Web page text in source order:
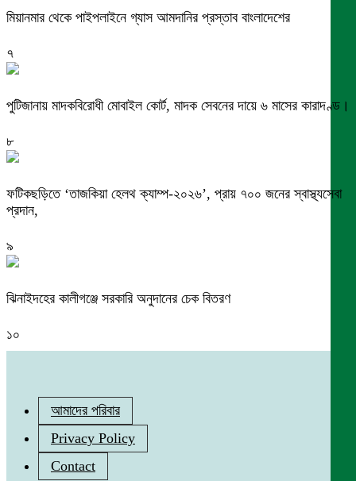
মিয়ানমার থেকে পাইপলাইনে গ্যাস আমদানির প্রস্তাব বাংলাদেশের
৭
পুটিজানায় মাদকবিরোধী মোবাইল কোর্ট, মাদক সেবনের দায়ে ৬ মাসের কারাদণ্ড।
৮
ফটিকছড়িতে ‘তাজকিয়া হেলথ ক্যাম্প-২০২৬’, প্রায় ৭০০ জনের স্বাস্থ্যসেবা
প্রদান,
৯
ঝিনাইদহের কালীগঞ্জে সরকারি অনুদানের চেক বিতরণ
১০
আমাদের পরিবার
Privacy Policy
Contact